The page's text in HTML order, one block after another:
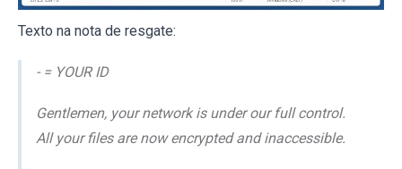
Texto na nota de resgate:
- = YOUR ID
Gentlemen, your network is under our full control.
All your files are now encrypted and inaccessible.